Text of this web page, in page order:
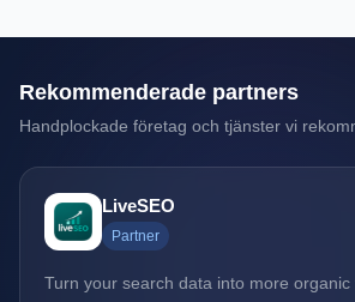
Rekommenderade partners
Handplockade företag och tjänster vi
LiveSEO
Partner
Turn your search data into more organic